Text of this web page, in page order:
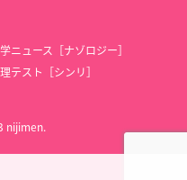
ニュース［ナゾロジー］
テスト［シンリ］
nijimen.